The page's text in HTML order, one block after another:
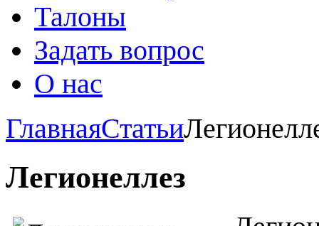
Талоны
Задать вопрос
О нас
ГлавнаяСтатьи
Легионеллез